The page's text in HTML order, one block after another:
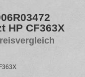
HP CF363X